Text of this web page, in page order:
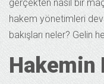
gerçekten nasıl bir
hakem yönetimleri
bakışları neler? Gelin
Hakemin